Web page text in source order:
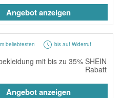
Angebot anzeigen
beliebtesten bis auf Widerruf
mit bis zu 35% SHEIN
Rabatt
Angebot anzeigen